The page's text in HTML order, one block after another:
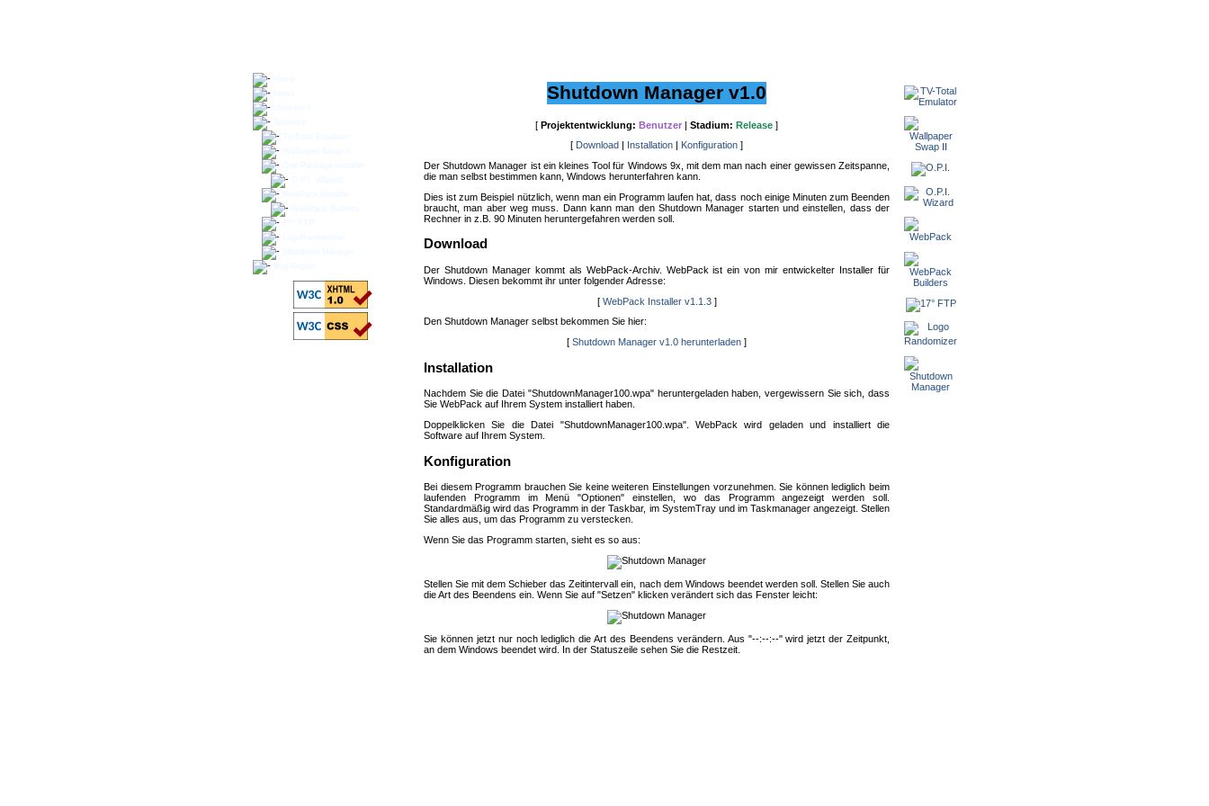
Shutdown Manager v1.0
[ Projektentwicklung: Benutzer | Stadium: Release ]
[ Download Installation Konfiguration ]
Der Shutdown Manager ist ein kleines Tool für Windows 9x, mit dem man nach einer gewissen Zeitspanne,
die man selbst bestimmen kann, Windows herunterfahren kann.
Dies ist zum Beispiel nützlich, wenn man ein Programm laufen hat, dass noch einige Minuten zum Beenden
braucht, man aber weg muss. Dann kann man den Shutdown Manager starten und einstellen, dass der
Rechner in z.B. 90 Minuten heruntergefahren werden soll.
Download
Der Shutdown Manager kommt als WebPack-Archiv. WebPack ist ein von mir entwickelter Installer für
Windows. Diesen bekommt ihr unter folgender Adresse:
[ WebPack Installer v1.1.3]
Den Shutdown Manager selbst bekommen Sie hier:
[ Shutdown Manager v1.0 herunterladen ]
Installation
Nachdem Sie die Datei "ShutdownManager100.wpa" heruntergeladen haben, vergewissern Sie sich, dass
Sie WebPack auf Ihrem System installiert haben.
Doppelklicken Sie die Datei "ShutdownManager100.wpa". WebPack wird geladen und installiert die
Software auf Ihrem System.
Konfiguration
Bei diesem Programm brauchen Sie keine weiteren Einstellungen vorzunehmen. Sie können lediglich beim
laufenden Programm im Menü "Optionen" einstellen, wo das Programm angezeigt werden soll.
Standardmäßig wird das Programm in der Taskbar, im SystemTray und im Taskmanager angezeigt. Stellen
Sie alles aus, um das Programm zu verstecken.
Wenn Sie das Programm starten, sieht es so aus:
Stellen Sie mit dem Schieber das Zeitintervall ein, nach dem Windows beendet werden soll. Stellen Sie auch
die Art des Beendens ein. Wenn Sie auf "Setzen" klicken verändert sich das Fenster leicht:
Sie können jetzt nur noch lediglich die Art des Beendens verändern. Aus "--:--:--" wird jetzt der Zeitpunkt,
an dem Windows beendet wird. In der Statuszeile sehen Sie die Restzeit.